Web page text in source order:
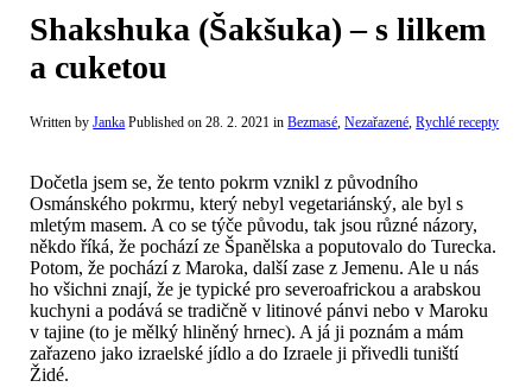
Shakshuka (Šakšuka) – s lilkem
a cuketou
Written byJanka Published on28. 2. 2021 inBezmasé,Nezařazené,Rychlé recepty
Dočetla jsem se, že tento pokrm vznikl z původního
Osmánského pokrmu, který nebyl vegetariánský, ale byl s
mletým masem. A co se týče původu, tak jsou různé názory,
někdo říká, že pochází ze Španělska a poputovalo do Turecka.
Potom, že pochází z Maroka, další zase z Jemenu. Ale u nás
ho všichni znají, že je typické pro severoafrickou a arabskou
kuchyni a podává se tradičně v litinové pánvi nebo v Maroku
v tajine (to je mělký hliněný hrnec). A já ji poznám a mám
zařazeno jako izraelské jídlo a do Izraele ji přivedli tuniští
Židé.